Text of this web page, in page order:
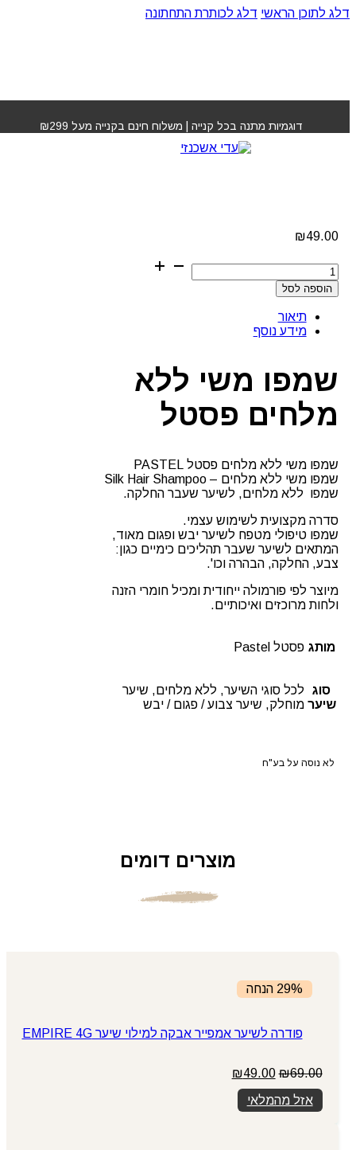
דלג לתוכן הראשי דלג לכותרת התחתונה
דוגמיות מתנה בכל קנייה | משלוח חינם בקנייה מעל ₪299
שמפו משי ללא מלחים
₪49.00
כמות
של
שמפו
ללא
מלחים
הוספה לסל
תיאור
מידע נוסף
שמפו משי ללא
מלחים פסטל
שמפו משי ללא מלחים פסטל PASTEL
שמפו משי ללא מלחים – Silk Hair Shampoo
שמפו ללא מלחים, לשיער שעבר החלקה.
סדרה מקצועית לשימוש עצמי.
שמפו טיפולי מטפח לשיער יבש ופגום מאוד,
המתאים לשיער שעבר תהליכים כימיים כגון:
צבע, החלקה, הבהרה וכו'.
מיוצר לפי פורמולה ייחודית ומכיל חומרי הזנה
ולחות מרוכזים ואיכותיים.
מותג פסטל Pastel
סוג
שיער
לכל סוגי השיער, ללא מלחים, שיער
מוחלק, שיער צבוע / פגום / יבש
לא נוסה על בע"ח
מוצרים דומים
29% הנחה
פודרה לשיער אמפייר אבקה למילוי שיער EMPIRE 4G
₪69.00
המחיר
המקורי
היה:
₪69.00.
₪49.00
אזל מהמלאי